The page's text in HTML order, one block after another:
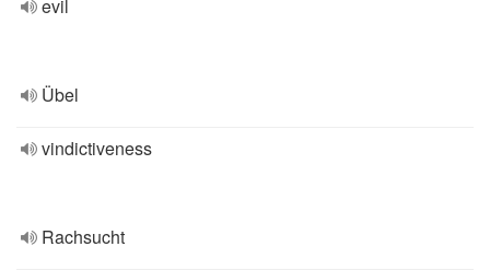
evil
Übel
vindictiveness
Rachsucht